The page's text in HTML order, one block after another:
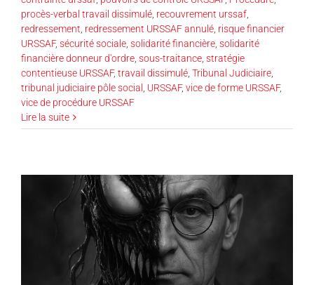
procès-verbal travail dissimulé recouvrement urssaf
redressement redressement URSSAF annulé risque financier
URSSAF, sécurité sociale solidarité financière solidarité
financière donneur d'ordre sous-traitance stratégie
contentieuse URSSAF, travail dissimulé Tribunal Judiciaire
tribunal judiciaire pôle social
URSSAF, vice de forme URSSAF,
vice de procédure URSSAF
Lire la suite